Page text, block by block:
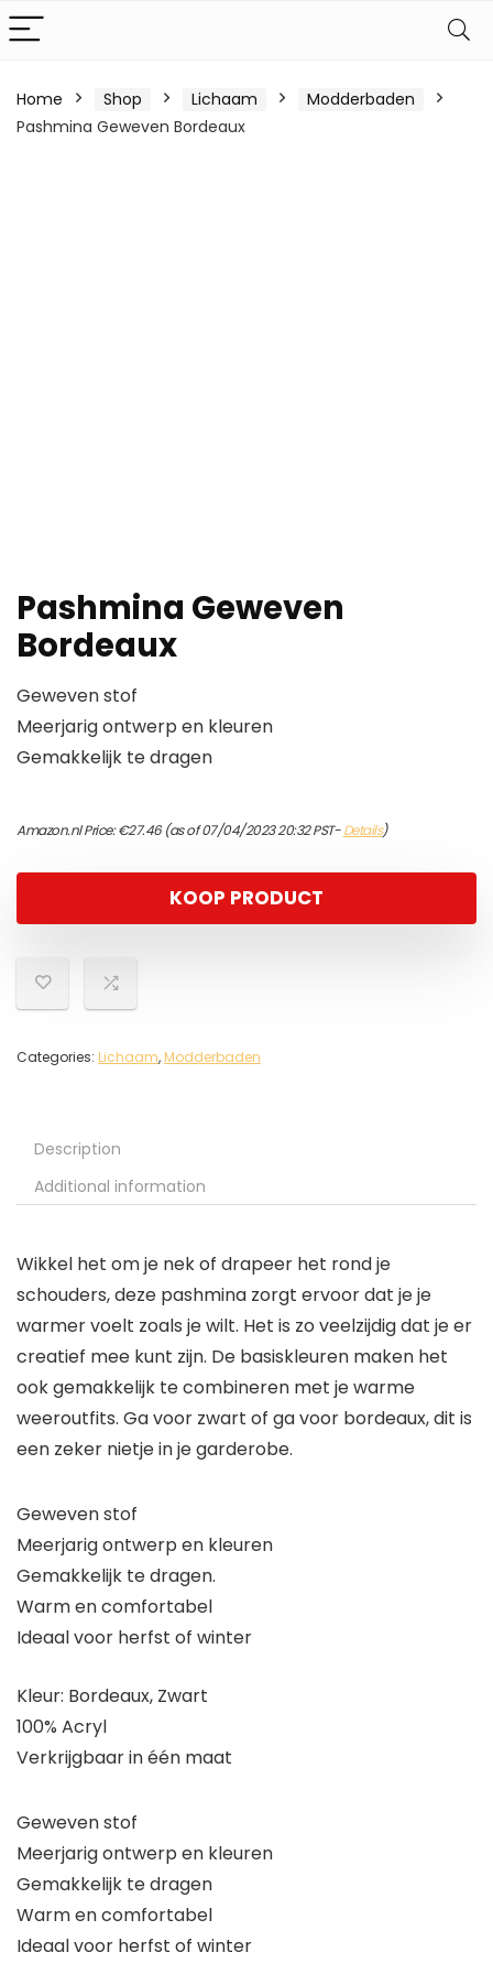
Home Shop Lichaam
Modderbaden
Pashmina Geweven Bordeaux
Pashmina Geweven
Bordeaux
Geweven stof
Meerjarig ontwerp en kleuren
Gemakkelijk te dragen
Amazon.nl Price:€27.46(as of 07/04/2023 20:32 PST-Details)
KOOP PRODUCT
Categories: Lichaam, Modderbaden
Description
Additional information
Wikkel het om je nek of drapeer het rond je
schouders, deze pashmina zorgt ervoor dat je je
warmer voelt zoals je wilt. Het is zo veelzijdig dat je er
creatief mee kunt zijn. De basiskleuren maken het
ook gemakkelijk te combineren met je warme
weeroutfits. Ga voor zwart of ga voor bordeaux, dit is
een zeker nietje in je garderobe.
Geweven stof
Meerjarig ontwerp en kleuren
Gemakkelijk te dragen.
Warm en comfortabel
Ideaal voor herfst of winter
Kleur: Bordeaux, Zwart
100% Acryl
Verkrijgbaar in één maat
Geweven stof
Meerjarig ontwerp en kleuren
Gemakkelijk te dragen
Warm en comfortabel
Ideaal voor herfst of winter